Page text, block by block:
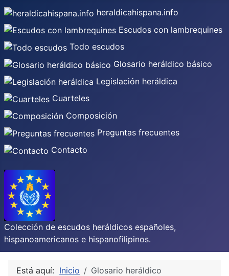
heraldicahispana.info
Escudos con lambrequines
Todo escudos
Glosario heráldico básico
Legislación heráldica
Cuarteles
Composición
Preguntas frecuentes
Contacto
Colección de escudos heráldicos españoles,
hispanoamericanos e hispanofilipinos.
Está aquí: Inicio Glosario heráldico